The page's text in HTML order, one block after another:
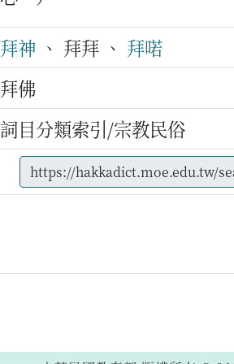
拜神 、 拜拜 、 拜喏
拜佛
詞目分類索引/宗教民俗